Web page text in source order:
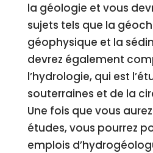
la géologie et vous
sujets tels que la
géophysique et la
devrez également
l’hydrologie, qui est
souterraines et de la
Une fois que vous
études, vous pourrez
emplois